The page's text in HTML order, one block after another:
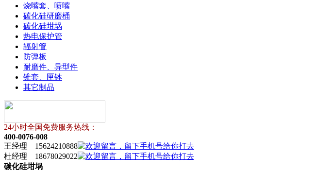
烧嘴套、喷嘴
碳化硅研磨桶
碳化硅坩埚
热电保护管
辐射管
防弹板
耐磨件、异型件
锥套、匣钵
其它制品
24小时全国免费服务热线：
400-0076-008
王经理 15624210888
杜经理 18678029022
碳化硅坩埚